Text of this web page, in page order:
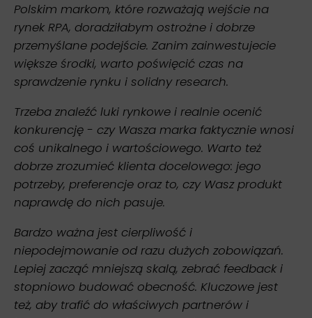
Polskim markom, które rozważają wejście na
rynek RPA, doradziłabym ostrożne i dobrze
przemyślane podejście. Zanim zainwestujecie
większe środki, warto poświęcić czas na
sprawdzenie rynku i solidny research.
Trzeba znaleźć luki rynkowe i realnie ocenić
konkurencję - czy Wasza marka faktycznie wnosi
coś unikalnego i wartościowego. Warto też
dobrze zrozumieć klienta docelowego: jego
potrzeby, preferencje oraz to, czy Wasz produkt
naprawdę do nich pasuje.
Bardzo ważna jest cierpliwość i
niepodejmowanie od razu dużych zobowiązań.
Lepiej zacząć mniejszą skalą, zebrać feedback i
stopniowo budować obecność. Kluczowe jest
też, aby trafić do właściwych partnerów i